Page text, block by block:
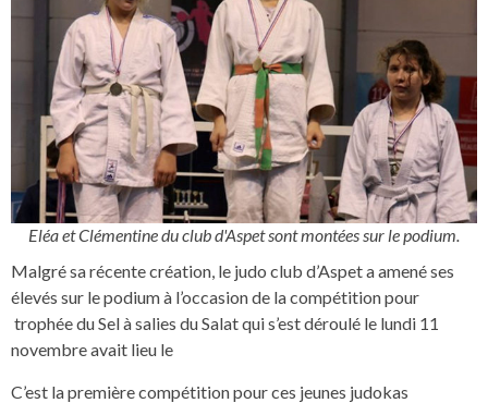
Eléa et Clémentine du club d'Aspet sont montées sur le podium.
Malgré sa récente création, le judo club d’Aspet a amené ses
élevés sur le podium à l’occasion de la compétition pour
trophée du Sel à salies du Salat qui s’est déroulé le lundi 11
novembre avait lieu le
C’est la première compétition pour ces jeunes judokas